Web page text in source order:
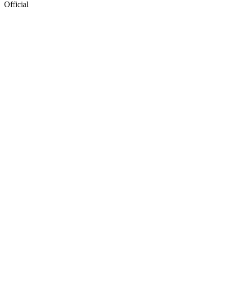
Official